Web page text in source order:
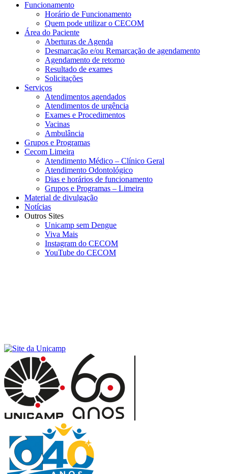
Funcionamento
Horário de Funcionamento
Quem pode utilizar o CECOM
Área do Paciente
Aberturas de Agenda
Desmarcação e/ou Remarcação de agendamento
Agendamento de retorno
Resultado de exames
Solicitações
Serviços
Atendimentos agendados
Atendimentos de urgência
Exames e Procedimentos
Vacinas
Ambulância
Grupos e Programas
Cecom Limeira
Atendimento Médico – Clínico Geral
Atendimento Odontológico
Dias e horários de funcionamento
Grupos e Programas – Limeira
Material de divulgação
Notícias
Outros Sites
Unicamp sem Dengue
Viva Mais
Instagram do CECOM
YouTube do CECOM